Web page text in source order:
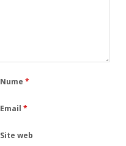
Nume*
Email*
Site web